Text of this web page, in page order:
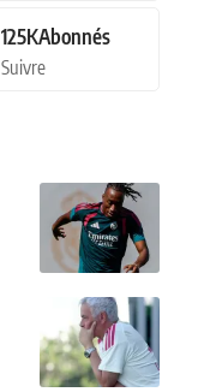
125KAbonnés
Suivre